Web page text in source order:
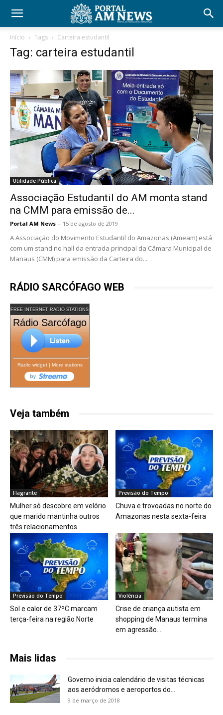
Início Tags Carteira estudantil
Tag: carteira estudantil
Utilidade Pública
Associação Estudantil do AM monta stand
na CMM para emissão de...
Portal AM News - 15 de agosto de 2019
A Associação do Movimento Estudantil do Amazonas (Ameam) está
com um stand no hall da entrada principal da Câmara Municipal de
Manaus (CMM) para emissão da Carteira do...
RÁDIO SARCÓFAGO WEB
FREE INTERNET RADIO STATIONS
Rádio Sarcófago
Radio widget| More stations
Veja também
Flagrante
Mulher só descobre em velório
que marido mantinha outros
três relacionamentos
Previsão do Tempo
Chuva e trovoadas no norte do
Amazonas nesta sexta-feira
Previsão do Tempo
Sol e calor de 37ºC marcam
terça-feira na região Norte
Violência
Crise de criança autista em
shopping de Manaus termina
em agressão...
Mais lidas
Governo inicia calendário de visitas técnicas
aos aeródromos e aeroportos do...
9 de março de 2018